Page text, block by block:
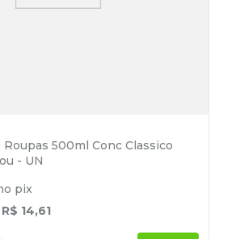
500ml Conc Classico
- UN
pix
R$ 14,61